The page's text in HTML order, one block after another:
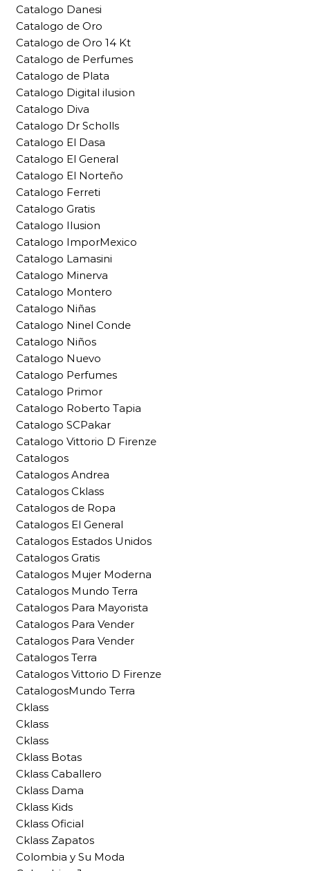
Catalogo Danesi
Catalogo de Oro
Catalogo de Oro 14 Kt
Catalogo de Perfumes
Catalogo de Plata
Catalogo Digital ilusion
Catalogo Diva
Catalogo Dr Scholls
Catalogo El Dasa
Catalogo El General
Catalogo El Norteño
Catalogo Ferreti
Catalogo Gratis
Catalogo Ilusion
Catalogo ImporMexico
Catalogo Lamasini
Catalogo Minerva
Catalogo Montero
Catalogo Niñas
Catalogo Ninel Conde
Catalogo Niños
Catalogo Nuevo
Catalogo Perfumes
Catalogo Primor
Catalogo Roberto Tapia
Catalogo SCPakar
Catalogo Vittorio D Firenze
Catalogos
Catalogos Andrea
Catalogos Cklass
Catalogos de Ropa
Catalogos El General
Catalogos Estados Unidos
Catalogos Gratis
Catalogos Mujer Moderna
Catalogos Mundo Terra
Catalogos Para Mayorista
Catalogos Para Vender
Catalogos Para Vender
Catalogos Terra
Catalogos Vittorio D Firenze
CatalogosMundo Terra
Cklass
Cklass
Cklass
Cklass Botas
Cklass Caballero
Cklass Dama
Cklass Kids
Cklass Oficial
Cklass Zapatos
Colombia y Su Moda